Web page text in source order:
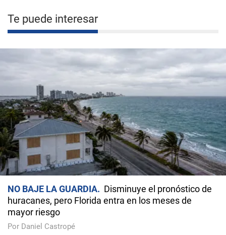
Te puede interesar
NO BAJE LA GUARDIA
Disminuye el pronóstico de
huracanes, pero Florida entra en los meses de
mayor riesgo
Por Daniel Castropé